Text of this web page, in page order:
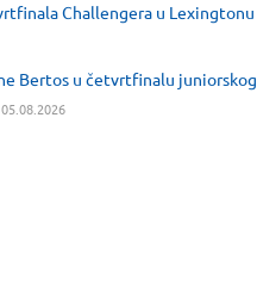
Challengera u Lexingtonu
Bertos u četvrtfinalu juniorskog
05.08.2026